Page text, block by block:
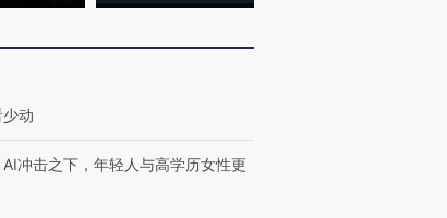
动
AI冲击之下，年轻人与高学历女性更